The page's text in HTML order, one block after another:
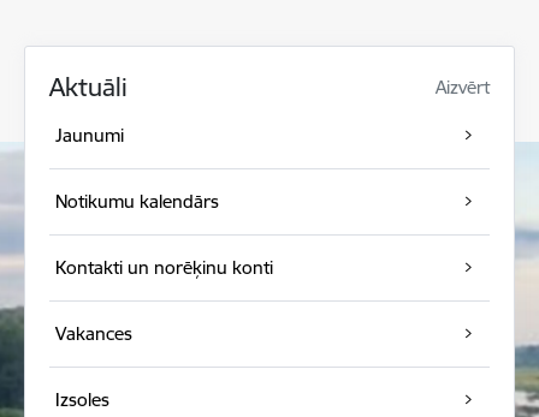
Aktuāli Aizvērt
Jaunumi
Notikumu kalendārs
Kontakti un norēķinu konti
Vakances
Izsoles